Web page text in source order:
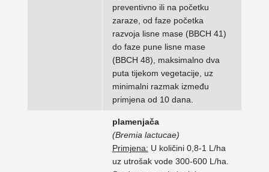
preventivno ili na početku
zaraze, od faze početka
razvoja lisne mase (BBCH 41)
do faze pune lisne mase
(BBCH 48), maksimalno dva
puta tijekom vegetacije, uz
minimalni razmak između
primjena od 10 dana.
plamenjača
(Bremia lactucae)
Primjena: U količini 0,8-1 L/ha
uz utrošak vode 300-600 L/ha.